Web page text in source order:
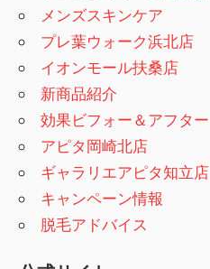
メンズスキンケア
プレ葉ウォーク浜北店
イオンモール扶桑店
新商品紹介
効果ビフォー＆アフター
アピタ岡崎北店
ギャラリエアピタ知立店
キャンペーン情報
脱毛アドバイス